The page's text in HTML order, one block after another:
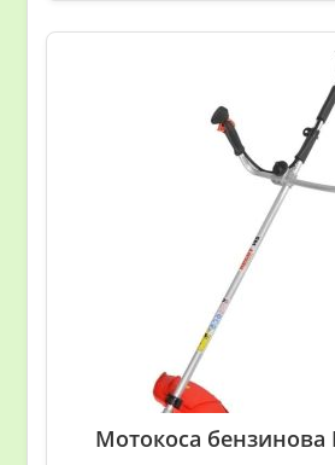
Мотокоса бензинова